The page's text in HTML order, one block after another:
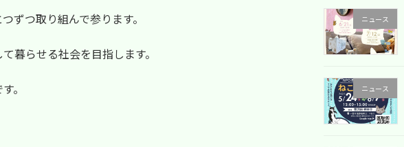
ずつ取り組んで参ります。
暮らせる社会を目指します。
。
ニュース
ニュース